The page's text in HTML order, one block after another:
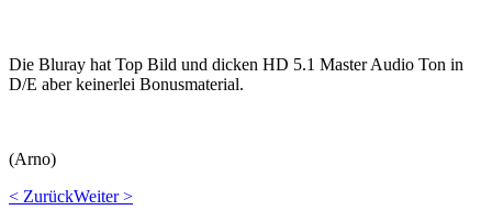
Die Bluray hat Top Bild und dicken HD 5.1 Master Audio Ton in
D/E aber keinerlei Bonusmaterial.
(Arno)
< ZurückWeiter >